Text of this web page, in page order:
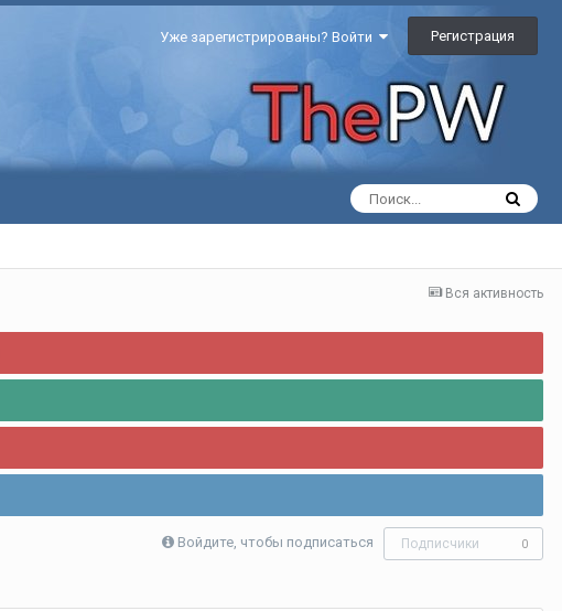
Уже зарегистрированы? Войти Регистрация
Вся активность
Войдите, чтобы подписаться Подписчики 0